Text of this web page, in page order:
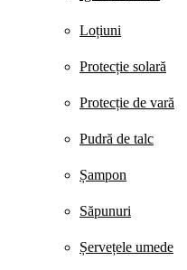
Loțiuni
Protecție solară
Protecție de vară
Pudră de talc
Șampon
Săpunuri
Șervețele umede